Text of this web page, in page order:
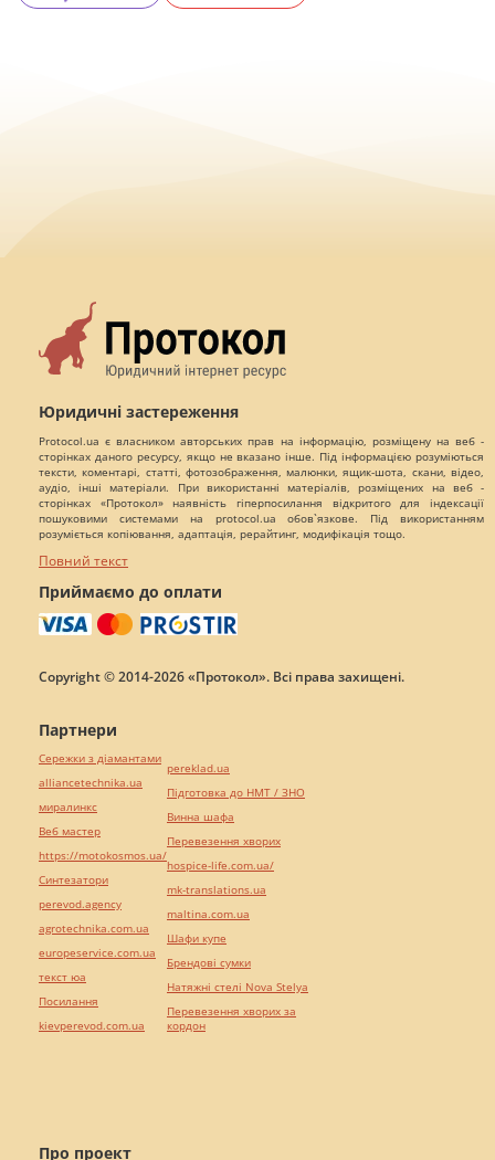
Юридичні застереження
Protocol.ua є власником авторських прав на інформацію, розміщену на веб -
сторінках даного ресурсу, якщо не вказано інше. Під інформацією розуміються
тексти, коментарі, статті, фотозображення, малюнки, ящик-шота, скани, відео,
аудіо, інші матеріали. При використанні матеріалів, розміщених на веб -
сторінках «Протокол» наявність гіперпосилання відкритого для індексації
пошуковими системами на protocol.ua обов`язкове. Під використанням
розуміється копіювання, адаптація, рерайтинг, модифікація тощо.
Повний текст
Приймаємо до оплати
Copyright © 2014-2026 «Протокол». Всі права захищені.
Про проект
Партнери
Сережки з діамантами
alliancetechnika.ua
миралинкс
Веб мастер
https://motokosmos.ua/
Синтезатори
perevod.agency
agrotechnika.com.ua
europeservice.com.ua
текст юа
Посилання
kievperevod.com.ua
pereklad.ua
Підготовка до НМТ / ЗНО
Винна шафа
Перевезення хворих
hospice-life.com.ua/
mk-translations.ua
maltina.com.ua
Шафи купе
Брендові сумки
Натяжні стелі Nova Stelya
Перевезення хворих за
кордон